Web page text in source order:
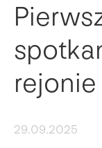
29.09.2025